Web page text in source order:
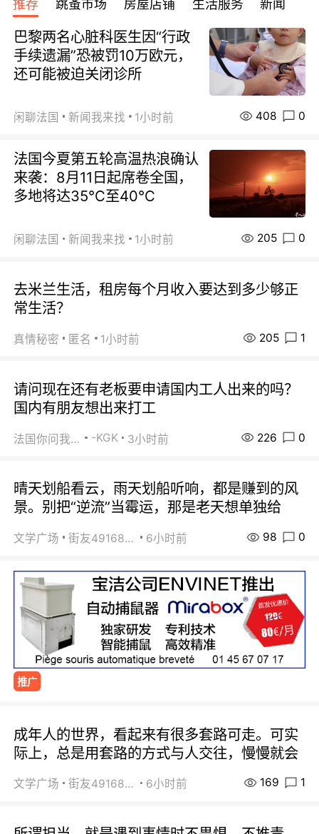
天！巴黎上下！
包拼房~
宾馆 108欧/天起
欧/天起 ~包拼房
推荐 跳蚤市场 房屋店铺 生活服务 新闻
巴黎两名心脏科医生因“行政
手续遗漏”恐被罚10万欧元，
还可能被迫关闭诊所
闲聊法国 新闻我来找 1小时前 408 0
法国今夏第五轮高温热浪确认
来袭：8月11日起席卷全国，
多地将达35℃至40℃
闲聊法国 新闻我来找 1小时前 205 0
去米兰生活，租房每个月收入要达到多少够正
常生活？
真情秘密 匿名 1小时前 205 1
请问现在还有老板要申请国内工人出来的吗？
国内有朋友想出来打工
法国你问我答 -KGK 3小时前 226 0
晴天划船看云，雨天划船听响，都是赚到的风
景。别把“逆流”当霉运，那是老天想单独给
文学广场 街友49168527 6小时前 98 0
推广
成年人的世界，看起来有很多套路可走。可实
际上，总是用套路的方式与人交往，慢慢就会
文学广场 街友49168527 6小时前 169 1